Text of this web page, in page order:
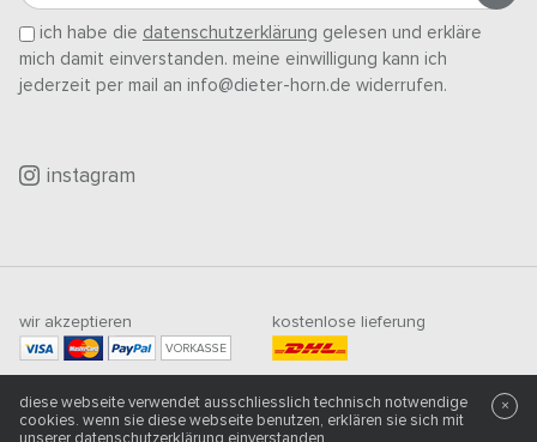
ich habe die datenschutzerklärung gelesen und erkläre
mich damit einverstanden. meine einwilligung kann ich
jederzeit per mail an info@dieter-horn.de widerrufen.
instagram
wir akzeptieren
VORKASSE
kostenlose lieferung
mindestbestellwert
500CHF
diese webseite verwendet ausschliesslich technisch notwendige
cookies. wenn sie diese webseite benutzen, erklären sie sich mit
×